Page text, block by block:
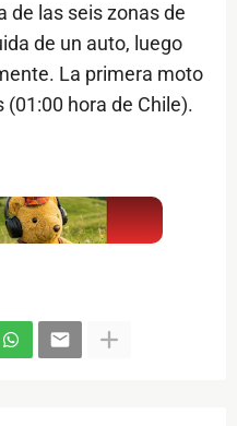
de las seis zonas de
de un auto, luego
La primera moto
(01:00 hora de Chile).